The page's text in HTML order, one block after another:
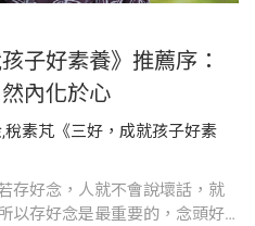
子好素養》推薦序：
內化於心
素芃《三好，成就孩子好素
存好念，人就不會說壞話，就
以存好念是最重要的，念頭好